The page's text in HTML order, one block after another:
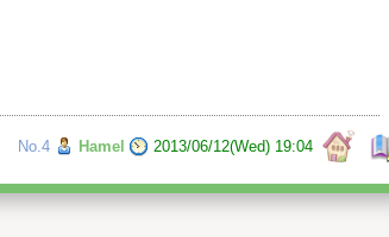
No.4 Hamel 2013/06/12(Wed) 19:04